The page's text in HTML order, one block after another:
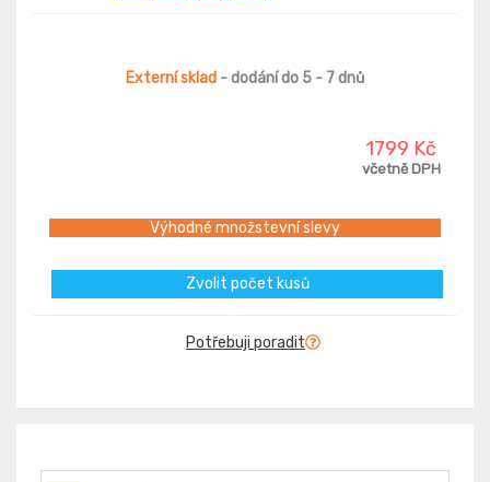
Externí sklad - dodání do 5 - 7 dnů
1799 Kč
včetně DPH
Výhodné množstevní slevy
Zvolit počet kusů
Potřebuji poradit